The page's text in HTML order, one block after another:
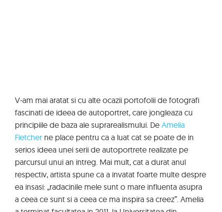
V-am mai aratat si cu alte ocazii portofolii de fotografi
fascinati de ideea de autoportret, care jongleaza cu
principiile de baza ale suprarealismului. De Amelia
Fletcher ne place pentru ca a luat cat se poate de in
serios ideea unei serii de autoportrete realizate pe
parcursul unui an intreg. Mai mult, cat a durat anul
respectiv, artista spune ca a invatat foarte multe despre
ea insasi: „radacinile mele sunt o mare influenta asupra
a ceea ce sunt si a ceea ce ma inspira sa creez”. Amelia